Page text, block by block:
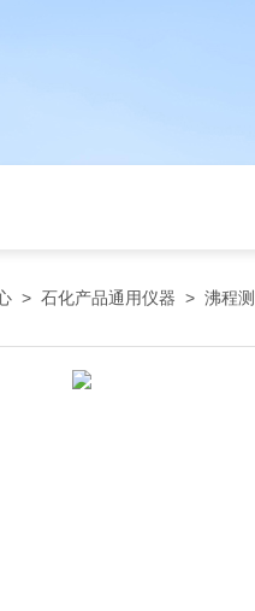
> 石化产品通用仪器 > 沸程